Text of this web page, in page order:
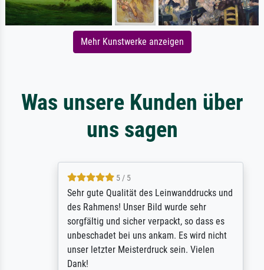
Mehr Kunstwerke anzeigen
Was unsere Kunden über
uns sagen
5 / 5
Sehr gute Qualität des Leinwanddrucks und
des Rahmens! Unser Bild wurde sehr
sorgfältig und sicher verpackt, so dass es
unbeschadet bei uns ankam. Es wird nicht
unser letzter Meisterdruck sein. Vielen
Dank!